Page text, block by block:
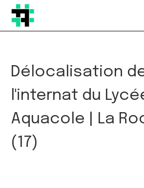
Délocalisation
l'internat du
Aquacole | La
(17)